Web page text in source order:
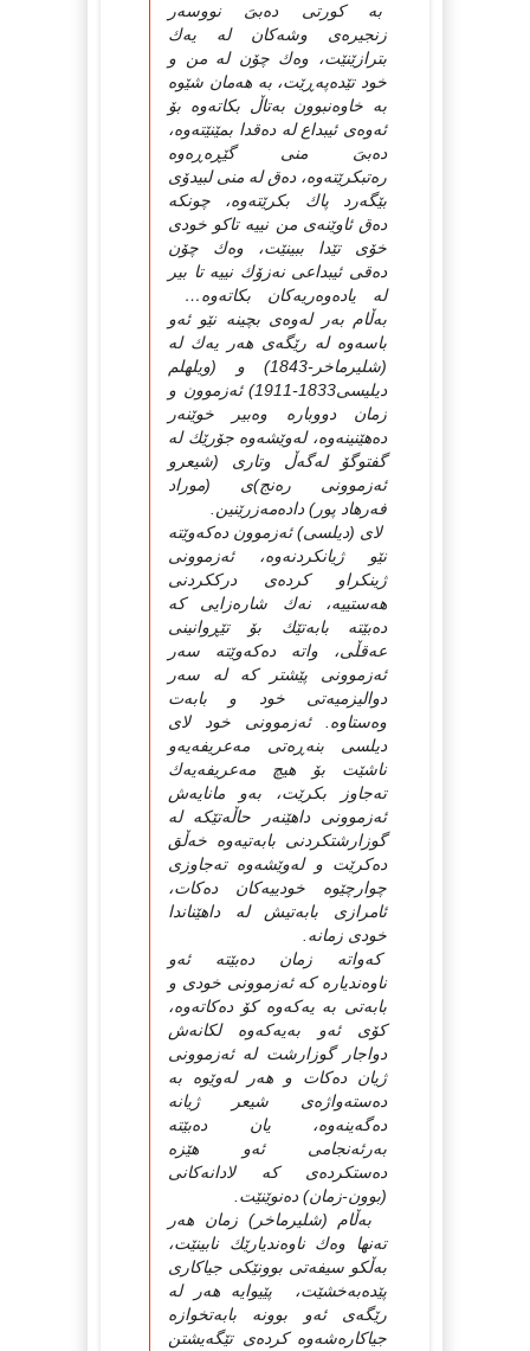
بە كورتى دەبىَ نووسەر
زنجیرەى وشەكان لە یەك
بترازێنێت، وەك چۆن لە من و
خود تێدەپەڕێت، بە هەمان شێوە
بە خاوەنبوون بەتاڵ بكاتەوە بۆ
ئەوەى ئیبداع لە دەقدا بمێنێتەوە،
دەبىَ منى گێڕەڕەوە
رەتبكرێتەوە، دەق لە منى لبیدۆى
بێگەرد پاك بكرێتەوە، چونكە
دەق ئاوێنەى من نییە تاكو خودى
خۆى تێدا ببینێت، وەك چۆن
دەقى ئیبداعى نەزۆك نییە تا بیر
لە یادەوەریەكان بكاتەوە…
بەڵام بەر لەوەى بچینە نێو ئەو
باسەوە لە رێگەى هەر یەك لە
(شلیرماخر-1843) و (ویلهلم
دیلیسى1833-1911) ئەزموون و
زمان دووبارە وەبیر خوێنەر
دەهێنینەوە، لەوێشەوە جۆرێك لە
گفتوگۆ لەگەڵ وتارى (شیعرو
ئەزموونى رەنج)ى (موراد
فەرهاد پور) دادەمەزرێنین.
لاى (دیلسى) ئەزموون دەكەوێتە
نێو ژیانكردنەوە، ئەزموونى
ژینكراو كردەى درككردنى
هەستییە، نەك شارەزایى كە
دەبێتە بابەتێك بۆ تێڕوانینى
عەقڵى، واتە دەكەوێتە سەر
ئەزموونى پێشتر كە لە سەر
دوالیزمیەتى خود و بابەت
وەستاوە. ئەزموونى خود لاى
دیلسى بنەڕەتى مەعریفەیەو
ناشێت بۆ هیچ مەعریفەیەك
تەجاوز بكرێت، بەو مانایەش
ئەزموونى داهێنەر حاڵەتێكە لە
گوزارشتكردنى بابەتیەوە خەڵق
دەكرێت و لەوێشەوە تەجاوزى
چوارچێوە خودییەكان دەكات،
ئامرازى بابەتیش لە داهێناندا
خودى زمانە.
كەواتە زمان دەبێتە ئەو
ناوەندیارە كە ئەزموونى خودى و
بابەتى بە یەكەوە كۆ دەكاتەوە،
كۆى ئەو بەیەكەوە لكانەش
دواجار گوزارشت لە ئەزموونى
ژیان دەكات و هەر لەوێوە بە
دەستەواژەى شیعر ژیانە
دەگەینەوە، یان دەبێتە
بەرئەنجامى ئەو هێزە
دەستكردەى كە لادانەكانى
(بوون-زمان) دەنوێنێت.
بەڵام (شلیرماخر) زمان هەر
تەنها وەك ناوەندیارێك نابینێت،
بەڵكو سیفەتى بوونێكى جیاكارى
پێدەبەخشێت، پێیوایە هەر لە
رێگەى ئەو بوونە بابەتخوازە
جیاكارەشەوە كردەى تێگەیشتن